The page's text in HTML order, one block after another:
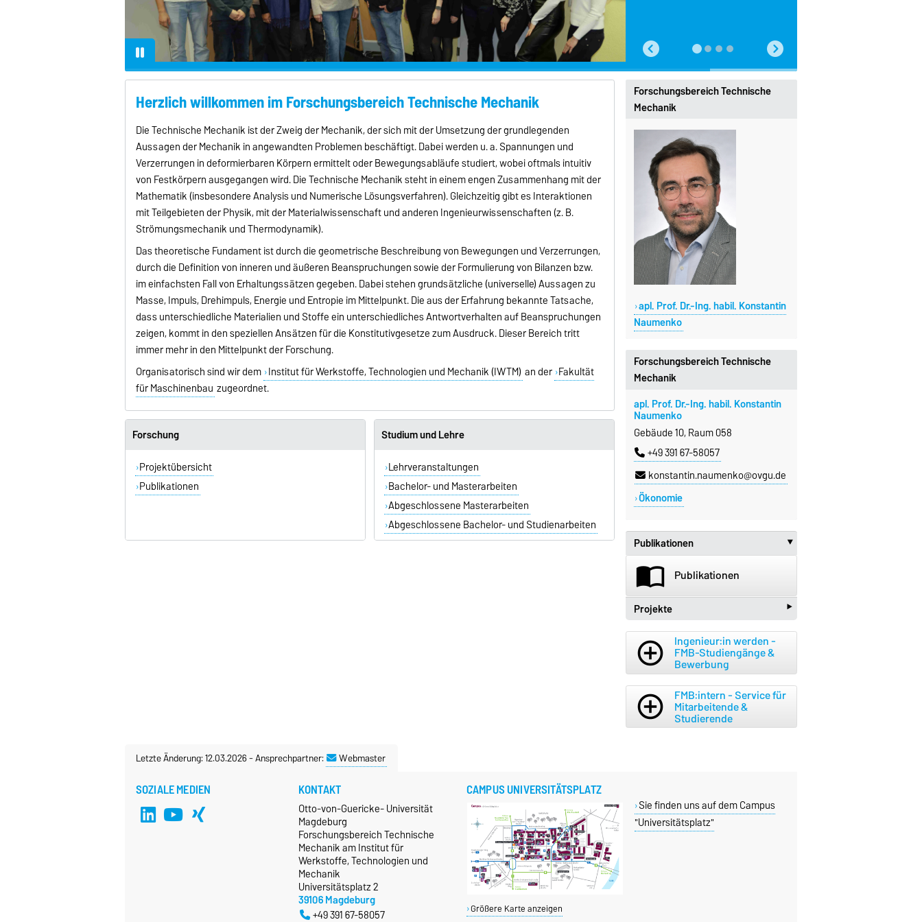
Herzlich willkommen im Forschungsbereich Technische Mechanik
Die Technische Mechanik ist der Zweig der Mechanik, der sich mit der Umsetzung der grundlegenden
Aussagen der Mechanik in angewandten Problemen beschäftigt. Dabei werden u. a. Spannungen und
Verzerrungen in deformierbaren Körpern ermittelt oder Bewegungsabläufe studiert, wobei oftmals intuitiv
von Festkörpern ausgegangen wird. Die Technische Mechanik steht in einem engen Zusammenhang mit der
Mathematik (insbesondere Analysis und Numerische Lösungsverfahren). Gleichzeitig gibt es Interaktionen
mit Teilgebieten der Physik, mit der Materialwissenschaft und anderen Ingenieurwissenschaften (z. B.
Strömungsmechanik und Thermodynamik).
Das theoretische Fundament ist durch die geometrische Beschreibung von Bewegungen und Verzerrungen,
durch die Definition von inneren und äußeren Beanspruchungen sowie der Formulierung von Bilanzen bzw.
im einfachsten Fall von Erhaltungssätzen gegeben. Dabei stehen grundsätzliche (universelle) Aussagen zu
Masse, Impuls, Drehimpuls, Energie und Entropie im Mittelpunkt. Die aus der Erfahrung bekannte Tatsache,
dass unterschiedliche Materialien und Stoffe ein unterschiedliches Antwortverhalten auf Beanspruchungen
zeigen, kommt in den speziellen Ansätzen für die Konstitutivgesetze zum Ausdruck. Dieser Bereich tritt
immer mehr in den Mittelpunkt der Forschung.
Organisatorisch sind wir dem Institut für Werkstoffe, Technologien und Mechanik (IWTM) an der Fakultät
für Maschinenbau zugeordnet.
Forschung
Projektübersicht
Publikationen
Studium und Lehre
Lehrveranstaltungen
Bachelor- und Masterarbeiten
Abgeschlossene Masterarbeiten
Abgeschlossene Bachelor- und Studienarbeiten
Forschungsbereich Technische
Mechanik
apl. Prof. Dr.-Ing. habil. Konstantin
Naumenko
Forschungsbereich Technische
Mechanik
apl. Prof. Dr.-Ing. habil. Konstantin
Naumenko
Gebäude 10, Raum 058
+49 391 67-58057
konstantin.naumenko@ovgu.de
Ökonomie
Publikationen ‣
import_contacts Publikationen
Projekte ‣
beenhere Projekte
add_circle_outline Ingenieur:in werden -
FMB-Studiengänge &
Bewerbung
add_circle_outline FMB:intern - Service für
Mitarbeitende &
Studierende
Letzte Änderung: 12.03.2026-Ansprechpartner: Webmaster
SOZIALE MEDIEN KONTAKT
Otto-von-Guericke- Universität
Magdeburg
Forschungsbereich Technische
Mechanik am Institut für
Werkstoffe, Technologien und
Mechanik
Universitätsplatz 2
39106 Magdeburg
+49 391 67-58057
CAMPUS UNIVERSITÄTSPLATZ
Größere Karte anzeigen
Sie finden uns auf dem Campus
"Universitätsplatz"